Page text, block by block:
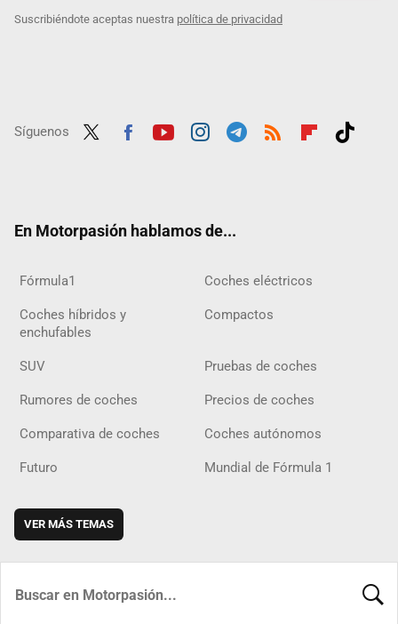
Suscribiéndote aceptas nuestra política de privacidad
Síguenos
En Motorpasión hablamos de...
Fórmula1 Coches eléctricos
Coches híbridos y
enchufables
Compactos
SUV Pruebas de coches
Rumores de coches Precios de coches
Comparativa de coches Coches autónomos
Futuro Mundial de Fórmula 1
VER MÁS TEMAS